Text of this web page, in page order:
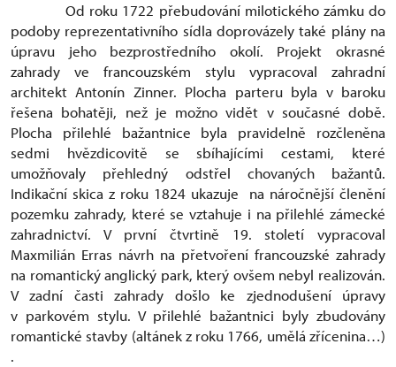
Od roku 1722 přebudování milotického zámku do
podoby reprezentativního sídla doprovázely také plány na
úpravu jeho bezprostředního okolí. Projekt okrasné
zahrady ve francouzském stylu vypracoval zahradní
architekt Antonín Zinner. Plocha parteru byla v baroku
řešena bohatěji, než je možno vidět v současné době.
Plocha přilehlé bažantnice byla pravidelně rozčleněna
sedmi hvězdicovitě se sbíhajícími cestami, které
umožňovaly přehledný odstřel chovaných bažantů.
Indikační skica z roku 1824 ukazuje na náročnější členění
pozemku zahrady, které se vztahuje i na přilehlé zámecké
zahradnictví. V první čtvrtině 19. století vypracoval
Maxmilián Erras návrh na přetvoření francouzské zahrady
na romantický anglický park, který ovšem nebyl realizován.
V zadní časti zahrady došlo ke zjednodušení úpravy
v parkovém stylu. V přilehlé bažantnici byly zbudovány
romantické stavby (altánek z roku 1766, umělá zřícenina…)
.